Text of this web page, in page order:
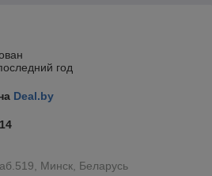
год
Deal.by
Минск, Беларусь